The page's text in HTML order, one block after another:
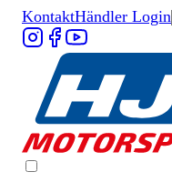
KontaktHändler Login